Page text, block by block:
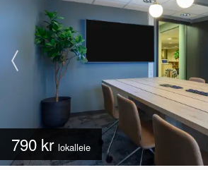
790 kr lokalleie